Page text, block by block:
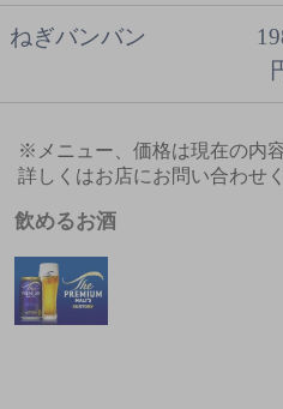
ねぎバンバン
※メニュー、価格は現在の内
詳しくはお店にお問い合わせ
飲めるお酒